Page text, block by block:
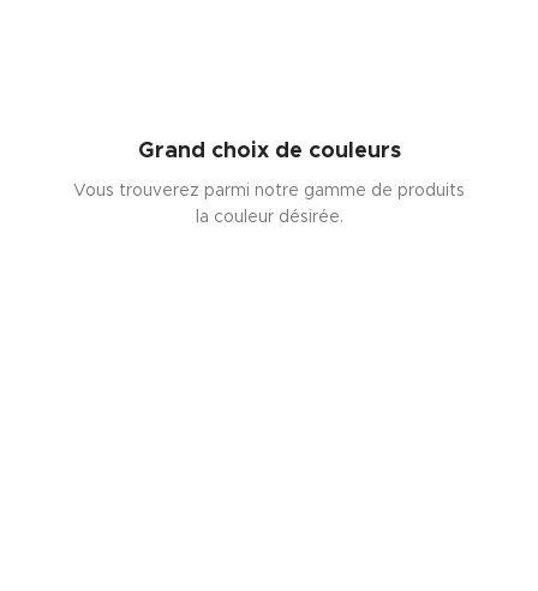
Grand choix de couleurs
Vous trouverez parmi notre gamme de produits
la couleur désirée.